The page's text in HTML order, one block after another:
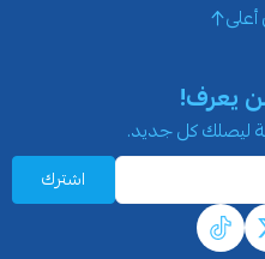
يعرف!
ليصلك كل جديد.
اشترك